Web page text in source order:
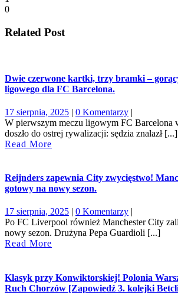
0
Related Post
Dwie czerwone kartki, trzy bramki –
ligowego dla FC Barcelona.
17 sierpnia, 202517
sierpnia,
2025
| 0 Komentarzy |
W pierwszym meczu ligowym FC Barcelona
doszło do ostrej rywalizacji: sędzia znalazł [...]
Read More
Reijnders zapewnia City zwycięstwo!
gotowy na nowy sezon.
17 sierpnia, 202517
sierpnia,
2025
| 0 Komentarzy |
Po FC Liverpool również Manchester City
nowy sezon. Drużyna Pepa Guardioli [...]
Read More
Klasyk przy Konwiktorskiej! Polonia
Ruch Chorzów [Zapowiedź 3. kolejki